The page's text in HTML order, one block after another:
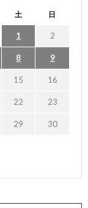
土 日
1 2
8 9
15 16
22 23
29 30